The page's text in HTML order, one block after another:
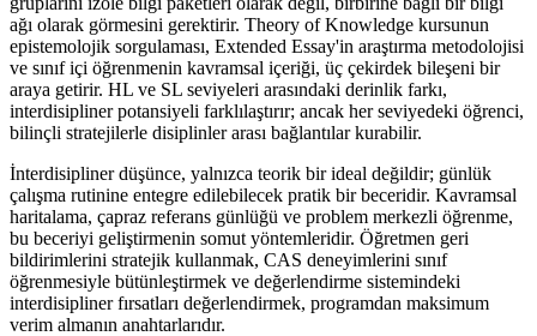
ağı olarak görmesini gerektirir. Theory of Knowledge kursunun
epistemolojik sorgulaması, Extended Essay'in araştırma metodolojisi
ve sınıf içi öğrenmenin kavramsal içeriği, üç çekirdek bileşeni bir
araya getirir. HL ve SL seviyeleri arasındaki derinlik farkı,
interdisipliner potansiyeli farklılaştırır; ancak her seviyedeki öğrenci,
bilinçli stratejilerle disiplinler arası bağlantılar kurabilir.
İnterdisipliner düşünce, yalnızca teorik bir ideal değildir; günlük
çalışma rutinine entegre edilebilecek pratik bir beceridir. Kavramsal
haritalama, çapraz referans günlüğü ve problem merkezli öğrenme,
bu beceriyi geliştirmenin somut yöntemleridir. Öğretmen geri
bildirimlerini stratejik kullanmak, CAS deneyimlerini sınıf
öğrenmesiyle bütünleştirmek ve değerlendirme sistemindeki
interdisipliner fırsatları değerlendirmek, programdan maksimum
verim almanın anahtarlarıdır.